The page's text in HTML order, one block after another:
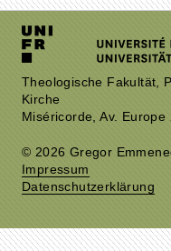
Theologische Fakultät,
Kirche
Miséricorde, Av.
© 2026 Gregor
Impressum
Datenschutzerklärung